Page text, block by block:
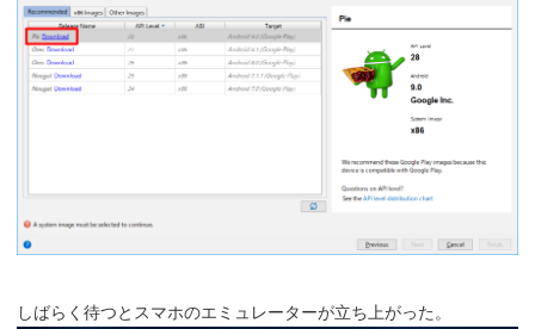
しばらく待つとスマホのエミュレーターが立ち上がった。